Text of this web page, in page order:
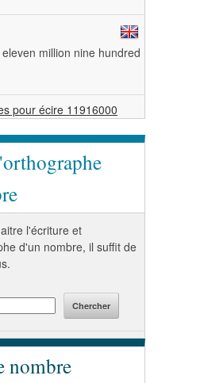
million nine hundred
pour écire 11916000
l'écriture et
d'un nombre, il suffit de
nombre